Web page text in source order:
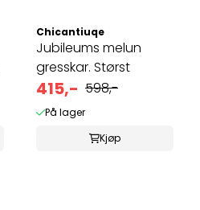
Chicantiuqe
Jubileums melun
gresskar. Størst
415,- 598,-
På lager
Kjøp